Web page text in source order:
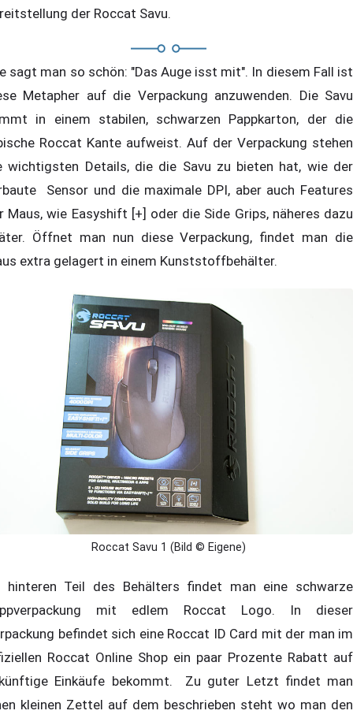
der Roccat Savu.
sagt man so schön: "Das Auge isst mit". In diesem Fall ist
Metapher auf die Verpackung anzuwenden. Die Savu
in einem stabilen, schwarzen Pappkarton, der die
Roccat Kante aufweist. Auf der Verpackung stehen
wichtigsten Details, die die Savu zu bieten hat, wie der
Sensor und die maximale DPI, aber auch Features
Maus, wie Easyshift [+] oder die Side Grips, näheres dazu
Öffnet man nun diese Verpackung, findet man die
extra gelagert in einem Kunststoffbehälter.
Roccat Savu 1 (Bild © Eigene)
hinteren Teil des Behälters findet man eine schwarze
mit edlem Roccat Logo. In dieser
befindet sich eine Roccat ID Card mit der man im
Roccat Online Shop ein paar Prozente Rabatt auf
Einkäufe bekommt. Zu guter Letzt findet man
kleinen Zettel auf dem beschrieben steht wo man den